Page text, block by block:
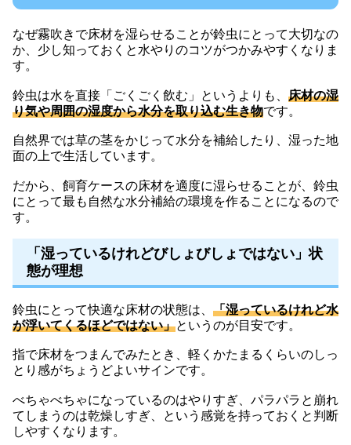
なぜ霧吹きで床材を湿らせることが鈴虫にとって大切なの
か、少し知っておくと水やりのコツがつかみやすくなりま
す。
鈴虫は水を直接「ごくごく飲む」というよりも、 床材の湿
り気や周囲の湿度から水分を取り込む生き物です。
自然界では草の茎をかじって水分を補給したり、湿った地
面の上で生活しています。
だから、飼育ケースの床材を適度に湿らせることが、鈴虫
にとって最も自然な水分補給の環境を作ることになるので
す。
「湿っているけれどびしょびしょではない」状
態が理想
鈴虫にとって快適な床材の状態は、 「湿っているけれど水
が浮いてくるほどではない」というのが目安です。
指で床材をつまんでみたとき、軽くかたまるくらいのしっ
とり感がちょうどよいサインです。
べちゃべちゃになっているのはやりすぎ、パラパラと崩れ
てしまうのは乾燥しすぎ、という感覚を持っておくと判断
しやすくなります。